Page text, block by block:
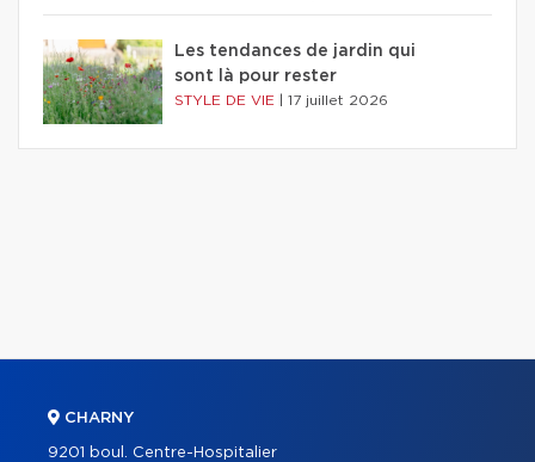
Les tendances de jardin qui
sont là pour rester
STYLE DE VIE 17 juillet 2026
CHARNY
9201 boul. Centre-Hospitalier